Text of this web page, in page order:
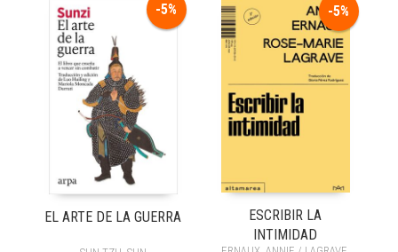
-5%
EL ARTE DE LA GUERRA
-5%
ESCRIBIR LA
INTIMIDAD